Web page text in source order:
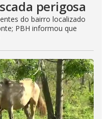
perigosa
do bairro localizado
PBH informou que